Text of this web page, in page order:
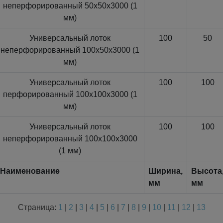
неперфорированный 50x50x3000 (1
мм)
Универсальный лоток
неперфорированный 100x50x3000 (1
мм)
100 50
Универсальный лоток
перфорированный 100x100x3000 (1
мм)
100 100
Универсальный лоток
неперфорированный 100x100x3000
(1 мм)
100 100
Наименование
Ширина,
мм
мм
Страница: 1 2 3 4| 5 6 7 8 9 10 11 12 13